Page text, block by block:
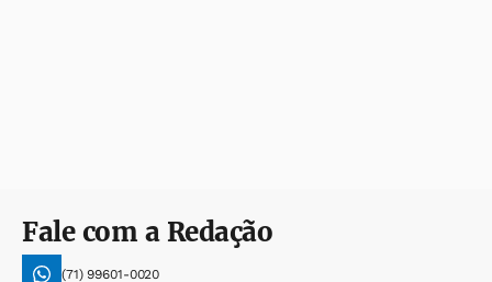
Fale com a Redação
(71) 99601-0020